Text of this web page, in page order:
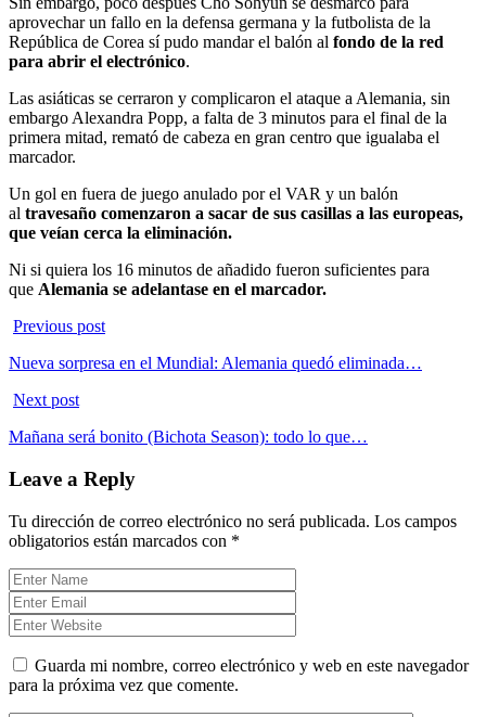
aprovechar un fallo en la defensa germana y la futbolista de la
República de Corea sí pudo mandar el balón al fondo de la red
para abrir el electrónico.
Las asiáticas se cerraron y complicaron el ataque a Alemania, sin
embargo Alexandra Popp, a falta de 3 minutos para el final de la
primera mitad, remató de cabeza en gran centro que igualaba el
marcador.
Un gol en fuera de juego anulado por el VAR y un balón
al travesaño comenzaron a sacar de sus casillas a las europeas,
que veían cerca la eliminación.
Ni si quiera los 16 minutos de añadido fueron suficientes para
que Alemania se adelantase en el marcador.
Previous post
Nueva sorpresa en el Mundial: Alemania quedó eliminada…
Next post
Mañana será bonito (Bichota Season): todo lo que…
Leave a Reply
Tu dirección de correo electrónico no será publicada. Los campos
obligatorios están marcados con *
Guarda mi nombre, correo electrónico y web en este navegador
para la próxima vez que comente.